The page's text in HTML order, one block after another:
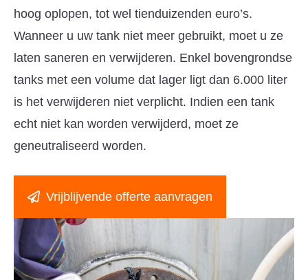
hoog oplopen, tot wel tienduizenden euro’s.
Wanneer u uw tank niet meer gebruikt, moet u ze
laten saneren en verwijderen. Enkel bovengrondse
tanks met een volume dat lager ligt dan 6.000 liter
is het verwijderen niet verplicht. Indien een tank
echt niet kan worden verwijderd, moet ze
geneutraliseerd worden.
Vrijblijvende offerte aanvragen